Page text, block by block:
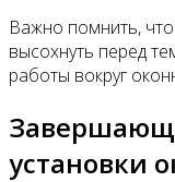
Важно помнить,
высохнуть перед
работы вокруг
установки